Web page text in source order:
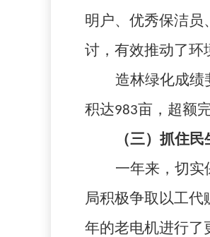
明户、优秀保洁员
讨，有效推动了环
造林绿化成绩
积达983亩，超额
（三）抓住
一年来，切实
局积极争取以工代
年的老电机进行了